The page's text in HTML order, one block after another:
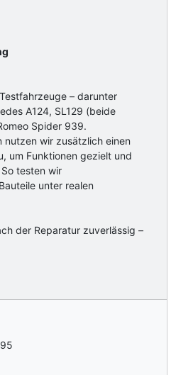
– darunter
A124, SL129 (beide
Spider 939.
nutzen wir zusätzlich einen
um Funktionen gezielt und
testen wir
unter realen
der Reparatur zuverlässig –